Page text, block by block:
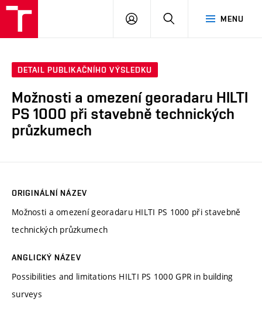
MENU
PŘIHLÁSIT
DETAIL PUBLIKAČNÍHO VÝSLEDKU
Možnosti a omezení georadaru HILTI
PS 1000 při stavebně technických
průzkumech
ORIGINÁLNÍ NÁZEV
Možnosti a omezení georadaru HILTI PS 1000 při stavebně
technických průzkumech
ANGLICKÝ NÁZEV
Possibilities and limitations HILTI PS 1000 GPR in building
surveys